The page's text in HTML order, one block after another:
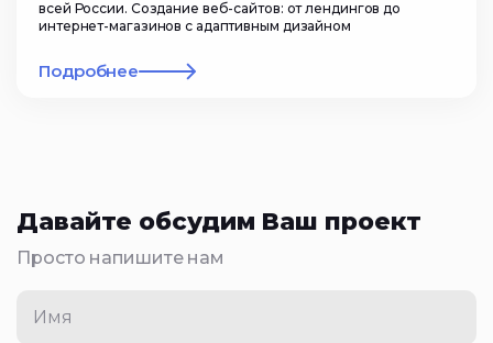
всей России. Создание веб-сайтов: от лендингов до
интернет-магазинов с адаптивным дизайном
Подробнее
Давайте обсудим Ваш проект
Просто напишите нам
Имя